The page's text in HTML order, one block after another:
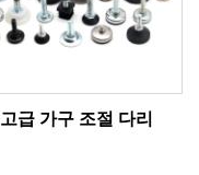
고급 가구 조절 다리